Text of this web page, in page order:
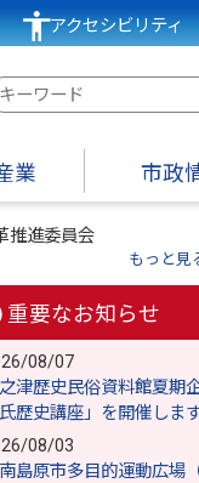
アクセシビリティ
業 市政
推進委員会
もっと見
重要なお知らせ
08/07
津歴史民俗資料館夏期
歴史講座」を開催しま
08/03
南島原市多目的運動広場